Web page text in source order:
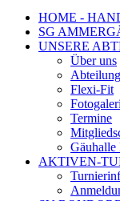
HOME -
SG
UNSERE
Über uns
Flexi-Fit
Termine
AKTIVEN-